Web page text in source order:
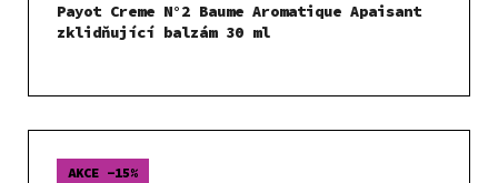
Payot Creme N°2 Baume Aromatique Apaisant
zklidňující balzám 30 ml
AKCE -15%